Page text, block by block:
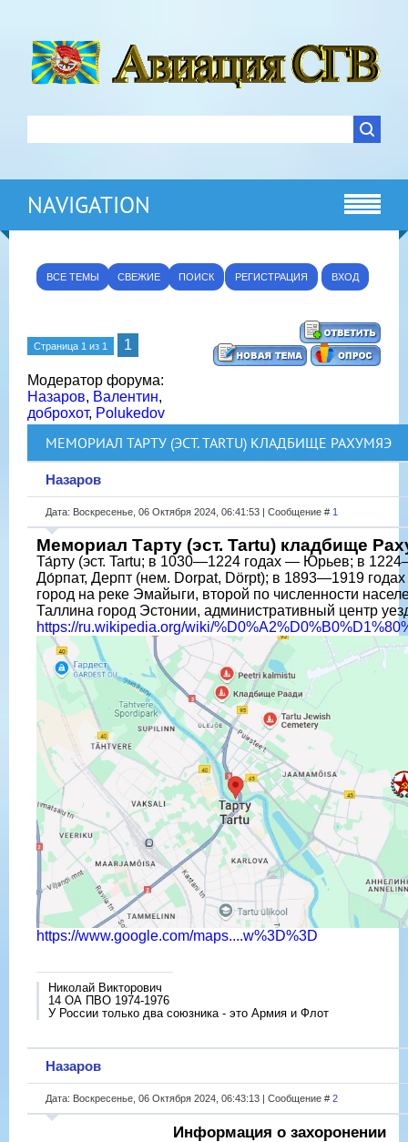
NAVIGATION
ВСЕ ТЕМЫ СВЕЖИЕ ПОИСК РЕГИСТРАЦИЯ ВХОД
Страница 1 из 1 1
Модератор форума:
Назаров, Валентин,
доброхот, Polukedov
МЕМОРИАЛ ТАРТУ (ЭСТ. TARTU) КЛАДБИЩЕ РАХУМЯЭ
Назаров
Дата: Воскресенье, 06 Октября 2024, 06:41:53 | Сообщение # 1
Мемориал Тарту (эст. Tartu) кладбище
Та́рту (эст. Tartu; в 1030—1224 годах — Ю́рьев; в
До́рпат, Дерпт (нем. Dorpat, Dörpt); в 1893—1919
город на реке Эмайыги, второй по численности
Таллина город Эстонии, административный центр
https://ru.wikipedia.org/wiki/
https://www.google.com/maps....w%3D%3D
Николай Викторович
14 ОА ПВО 1974-1976
У России только два союзника - это Армия и Флот
Назаров
Дата: Воскресенье, 06 Октября 2024, 06:43:13 | Сообщение # 2
Информация о захоронении